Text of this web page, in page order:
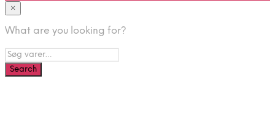
×
What are you looking for?